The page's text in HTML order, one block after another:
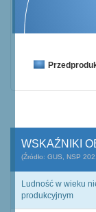
WSKAŹNIKI
(Źródło: GUS, NSP
Ludność w wieku
produkcyjnym